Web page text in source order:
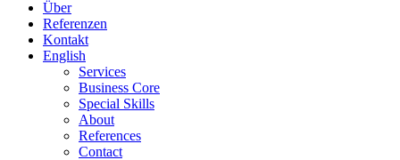
Über
Referenzen
Kontakt
English
Services
Business Core
Special Skills
About
References
Contact